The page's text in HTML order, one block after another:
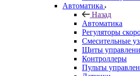
Автоматика
Назад
Автоматика
Регуляторы
Смесительные
Щиты
Контроллеры
Пульты